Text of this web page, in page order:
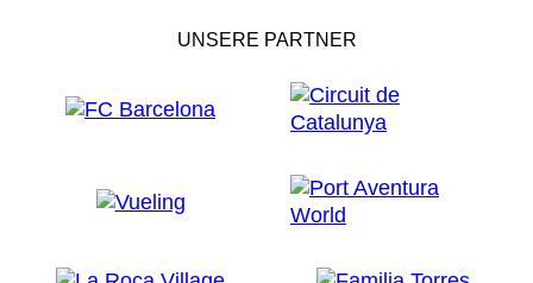
UNSERE PARTNER